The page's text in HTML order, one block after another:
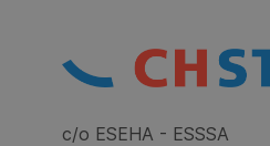
c/o ESEHA - ESSSA